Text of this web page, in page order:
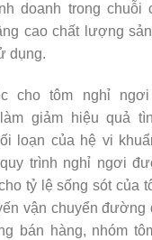
doanh trong chuỗi
cao chất lượng
dụng.
cho tôm nghỉ
giảm hiệu quả
loạn của hệ vi
trình nghỉ ngơi
tỷ lệ sống sót của
vận chuyển đường
bán hàng, nhóm